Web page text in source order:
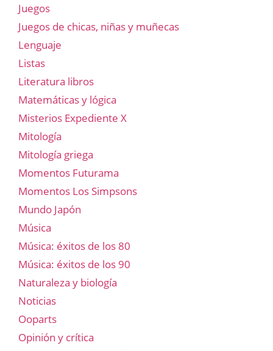
Juegos
Juegos de chicas, niñas y muñecas
Lenguaje
Listas
Literatura libros
Matemáticas y lógica
Misterios Expediente X
Mitología
Mitología griega
Momentos Futurama
Momentos Los Simpsons
Mundo Japón
Música
Música: éxitos de los 80
Música: éxitos de los 90
Naturaleza y biología
Noticias
Ooparts
Opinión y crítica